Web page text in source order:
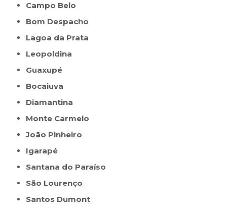
Campo Belo
Bom Despacho
Lagoa da Prata
Leopoldina
Guaxupé
Bocaiuva
Diamantina
Monte Carmelo
João Pinheiro
Igarapé
Santana do Paraíso
São Lourenço
Santos Dumont